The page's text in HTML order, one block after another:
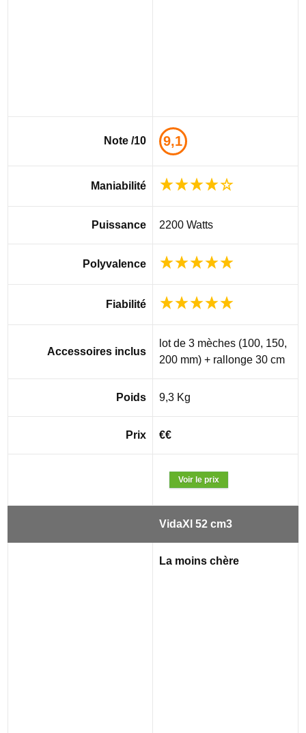
Note /10 9,1
Maniabilité
Puissance 2200 Watts
Polyvalence
Fiabilité
Accessoires inclus
lot de 3 mèches (100, 150,
200 mm) + rallonge 30 cm
Poids 9,3 Kg
Prix €€
Voir le prix
VidaXl 52 cm3
La moins chère